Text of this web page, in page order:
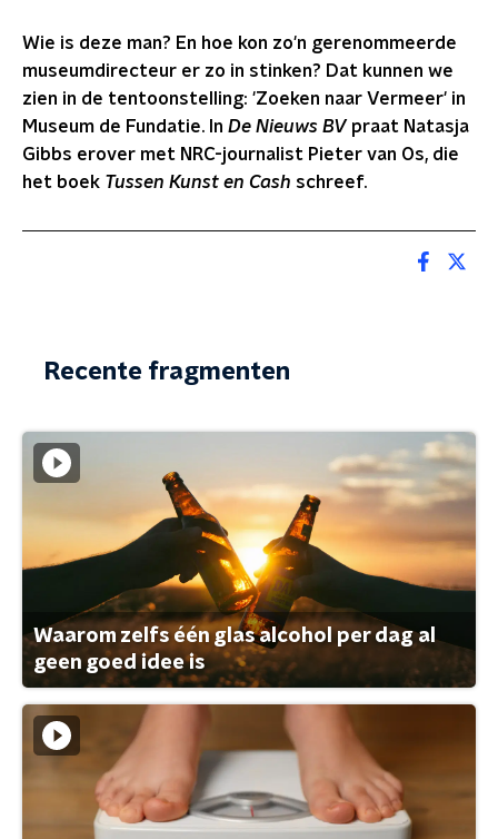
Wie is deze man? En hoe kon zo'n gerenommeerde
museumdirecteur er zo in stinken? Dat kunnen we
zien in de tentoonstelling: 'Zoeken naar Vermeer' in
Museum de Fundatie. In De Nieuws BV praat Natasja
Gibbs erover met NRC-journalist Pieter van Os, die
het boek Tussen Kunst en Cash schreef.
Recente fragmenten
Waarom zelfs één glas alcohol per dag al
geen goed idee is